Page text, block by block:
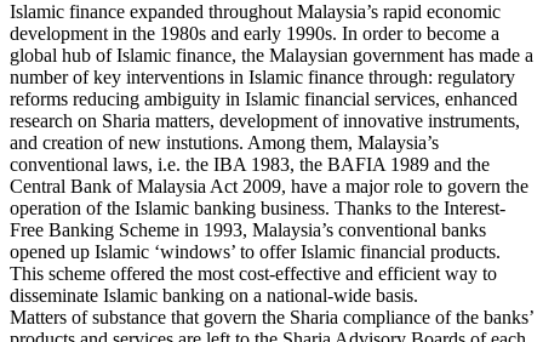
Islamic finance expanded throughout Malaysia’s rapid economic
development in the 1980s and early 1990s. In order to become a
global hub of Islamic finance, the Malaysian government has made a
number of key interventions in Islamic finance through: regulatory
reforms reducing ambiguity in Islamic financial services, enhanced
research on Sharia matters, development of innovative instruments,
and creation of new instutions. Among them, Malaysia’s
conventional laws, i.e. the IBA 1983, the BAFIA 1989 and the
Central Bank of Malaysia Act 2009, have a major role to govern the
operation of the Islamic banking business. Thanks to the Interest-
Free Banking Scheme in 1993, Malaysia’s conventional banks
opened up Islamic ‘windows’ to offer Islamic financial products.
This scheme offered the most cost-effective and efficient way to
disseminate Islamic banking on a national-wide basis.
Matters of substance that govern the Sharia compliance of the banks’